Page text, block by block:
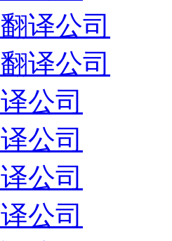
译公司
译公司
公司
公司
公司
公司